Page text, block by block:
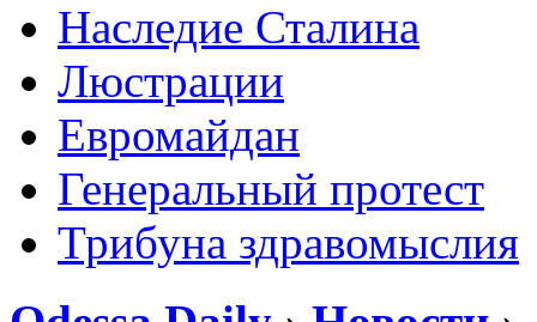
Наследие Сталина
Люстрации
Евромайдан
Генеральный протест
Трибуна здравомыслия